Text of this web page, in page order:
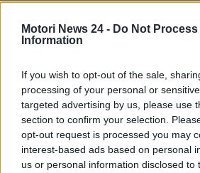
Motori News 24 - Do Not Process
Information
If you wish to opt-out of the sale,
processing of your personal or
targeted advertising by us, please use
section to confirm your selection.
opt-out request is processed you may
interest-based ads based on personal
us or personal information disclosed to
incredibile episodio avvenuto in
dal radar a viaggiare a una
km/h a bordo della propria
Nonostante avesse violato i limiti
clamoroso, per, egli non è stato
cavillo . Ecco tutto quello che c’è
vicenda.